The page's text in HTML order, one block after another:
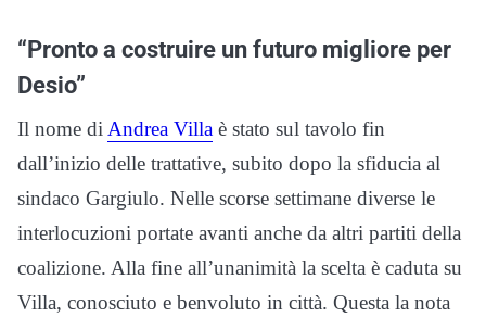
“Pronto a costruire un futuro migliore per
Desio”
Il nome di Andrea Villa è stato sul tavolo fin
dall’inizio delle trattative, subito dopo la sfiducia al
sindaco Gargiulo. Nelle scorse settimane diverse le
interlocuzioni portate avanti anche da altri partiti della
coalizione. Alla fine all’unanimità la scelta è caduta su
Villa, conosciuto e benvoluto in città. Questa la nota